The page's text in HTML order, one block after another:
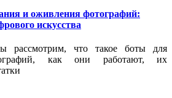
и оживления фотографий:
искусства
рассмотрим, что такое боты для
как они работают, их